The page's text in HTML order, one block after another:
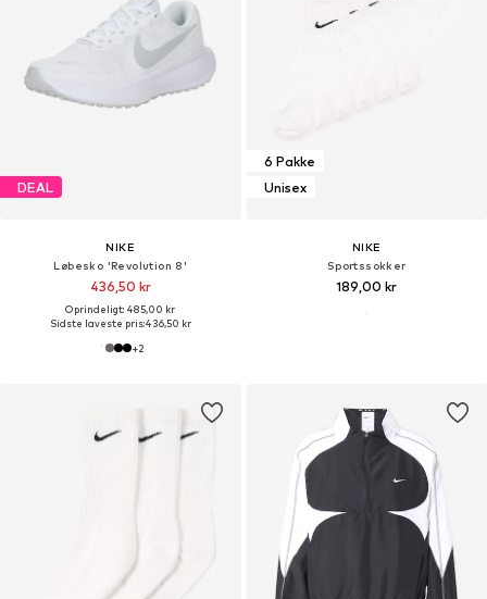
DEAL
NIKE
Løbesko 'Revolution 8'
436,50 kr
Oprindeligt: 485,00 kr
Sidste laveste pris:436,50 kr
+2
6 Pakke
Unisex
NIKE
Sportssokker
189,00 kr